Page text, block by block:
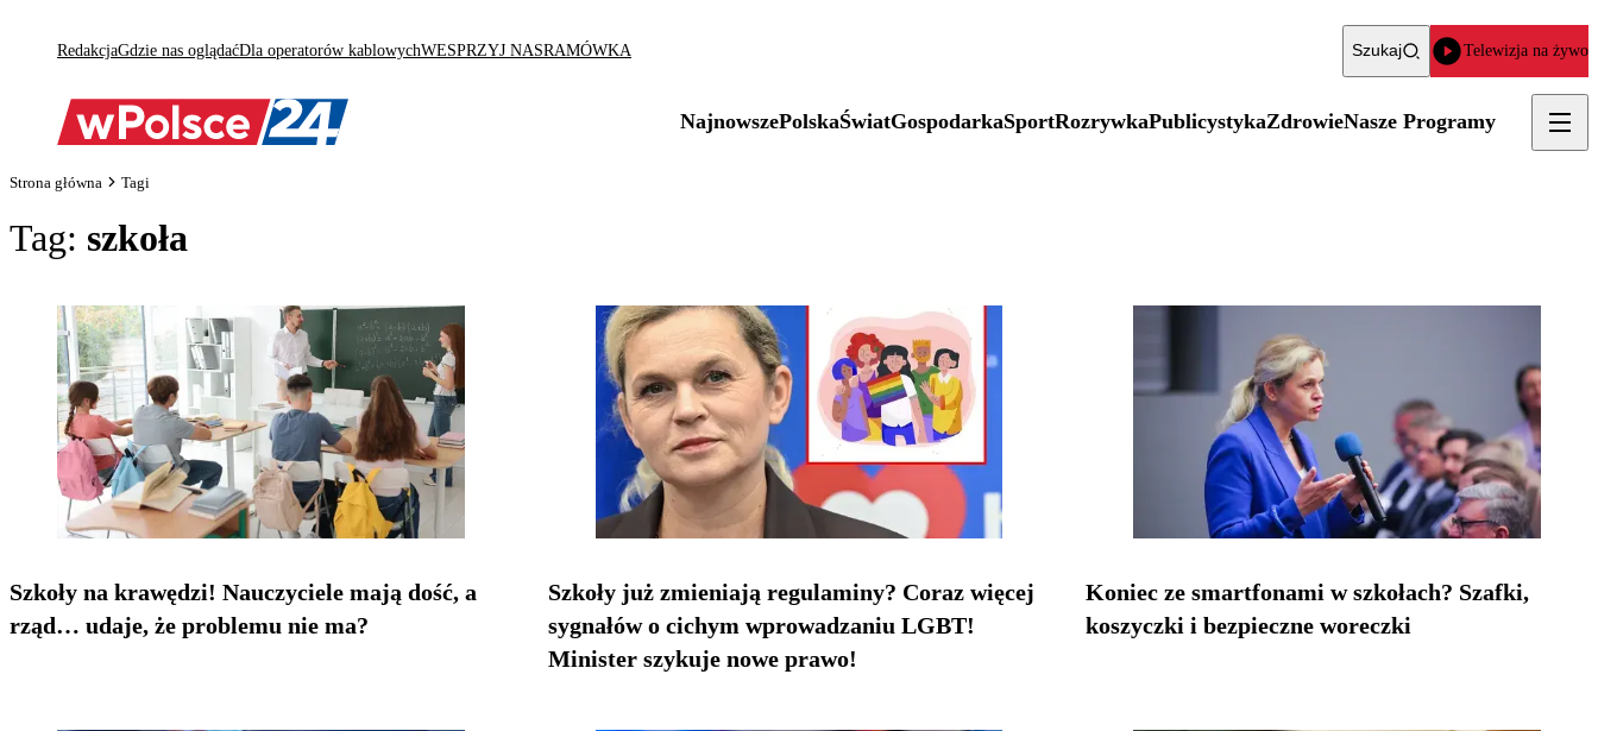
RedakcjaGdzie nas oglądaćDla operatorów kablowychWESPRZYJ NASRAMÓWKA Szukaj Telewizja na żywo
NajnowszePolskaŚwiatGospodarkaSportRozrywkaPublicystykaZdrowieNasze Programy
Strona główna Tagi
Tag: szkoła
Szkoły na krawędzi! Nauczyciele mają dość, a
rząd… udaje, że problemu nie ma?
Szkoły już zmieniają regulaminy? Coraz więcej
sygnałów o cichym wprowadzaniu LGBT!
Minister szykuje nowe prawo!
Koniec ze smartfonami w szkołach? Szafki,
koszyczki i bezpieczne woreczki